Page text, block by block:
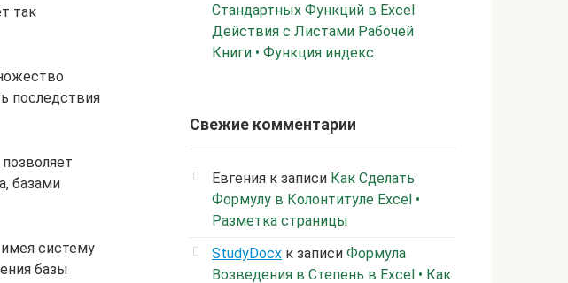
так
последствия
базами
систему
базы
Стандартных Функций в Excel
Действия с Листами Рабочей
Книги • Функция индекс
Свежие комментарии
Евгения к записи Как Сделать
Формулу в Колонтитуле Excel •
Разметка страницы
StudyDocx к записи Формула
Возведения в Степень в Excel • Как